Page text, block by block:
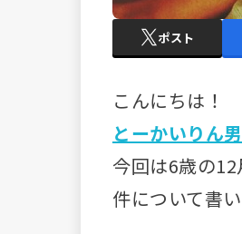
ポスト
こんにちは！
とーかいりん
今回は6歳の
件について書い